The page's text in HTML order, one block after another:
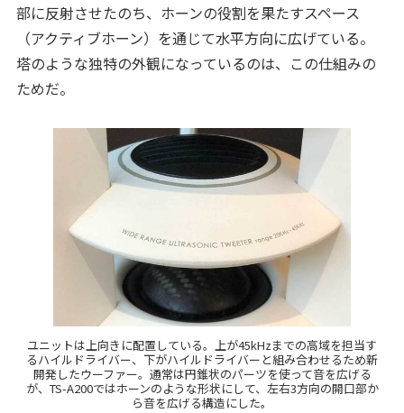
部に反射させたのち、ホーンの役割を果たすスペース
（アクティブホーン）を通じて水平方向に広げている。
塔のような独特の外観になっているのは、この仕組みの
ためだ。
ユニットは上向きに配置している。上が45kHzまでの高域を担当す
るハイルドライバー、下がハイルドライバーと組み合わせるため新
開発したウーファー。通常は円錐状のパーツを使って音を広げる
が、TS-A200ではホーンのような形状にして、左右3方向の開口部か
ら音を広げる構造にした。